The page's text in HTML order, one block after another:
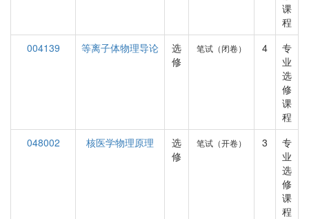
课
程
004139
等离子体物理导论
选
修
笔试（闭卷） 4
专
业
选
修
课
程
048002
核医学物理原理
选
修
笔试（开卷） 3
专
业
选
修
课
程